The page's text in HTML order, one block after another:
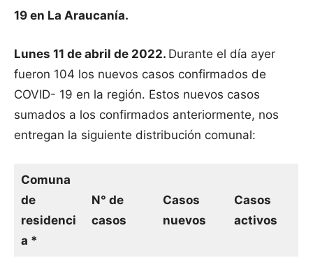
19 en La Araucanía.
Lunes 11 de abril de 2022. Durante el día ayer
fueron 104 los nuevos casos confirmados de
COVID- 19 en la región. Estos nuevos casos
sumados a los confirmados anteriormente, nos
entregan la siguiente distribución comunal:
Comuna
de
residenci
a *
N° de
casos
Casos
nuevos
Casos
activos